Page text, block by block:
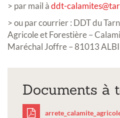
> par mail àddt-
> ou par courrier : DDT du
Agricole et Forestière –
Maréchal Joffre – 81013
Documents à